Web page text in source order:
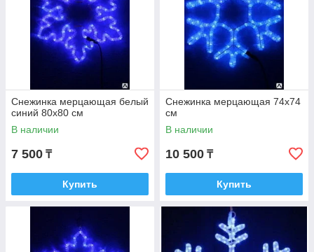
Снежинка мерцающая белый
синий 80х80 см
В наличии
7 500 ₸
Купить
Снежинка мерцающая 74х74
см
В наличии
10 500 ₸
Купить